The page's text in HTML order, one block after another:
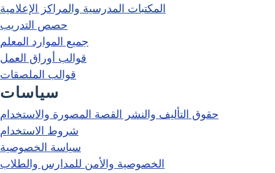
المكتبات المدرسية والمراكز الإعلامية
حصص التدريب
جميع الموارد المعلم
قوالب أوراق العمل
قوالب الملصقات
سياسات
حقوق التأليف والنشر القصة المصورة والاستخدام
شروط الاستخدام
سياسة الخصوصية
الخصوصية والأمن للمدارس والطلاب